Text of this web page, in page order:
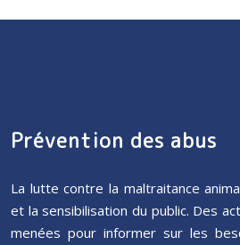
Prévention des abus
La lutte contre la maltraitance
et la sensibilisation du public. Des
menées pour informer sur les